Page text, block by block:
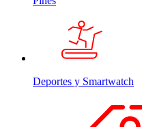
Deportes y Smartwatch